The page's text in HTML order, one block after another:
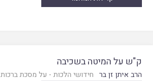
ק"ש על המיטה בשכיבה
הרב איתן זן בר חידושי הלכות - על מסכת ברכות